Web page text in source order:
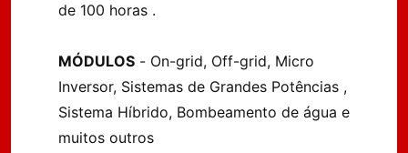
de 100 horas .
MÓDULOS - On-grid, Off-grid, Micro
Inversor, Sistemas de Grandes Potências ,
Sistema Híbrido, Bombeamento de água e
muitos outros